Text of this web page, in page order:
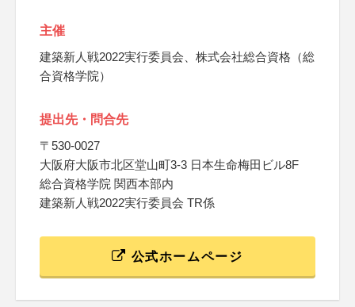
主催
建築新人戦2022実行委員会、株式会社総合資格（総
合資格学院）
提出先・問合先
〒530-0027
大阪府大阪市北区堂山町3-3 日本生命梅田ビル8F
総合資格学院 関西本部内
建築新人戦2022実行委員会 TR係
公式ホームページ